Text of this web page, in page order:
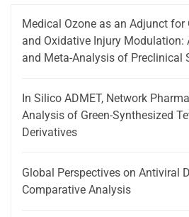
Medical Ozone as an Adjunct for
and Oxidative Injury Modulation:
and Meta-Analysis of Preclinical
In Silico ADMET, Network
Analysis of Green-Synthesized
Derivatives
Global Perspectives on Antiviral
Comparative Analysis